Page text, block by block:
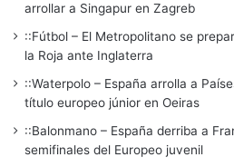
arrollar a Singapur en Zagreb
::Fútbol – El Metropolitano se
la Roja ante Inglaterra
::Waterpolo – España arrolla a
título europeo júnior en Oeiras
::Balonmano – España derriba a
semifinales del Europeo juvenil